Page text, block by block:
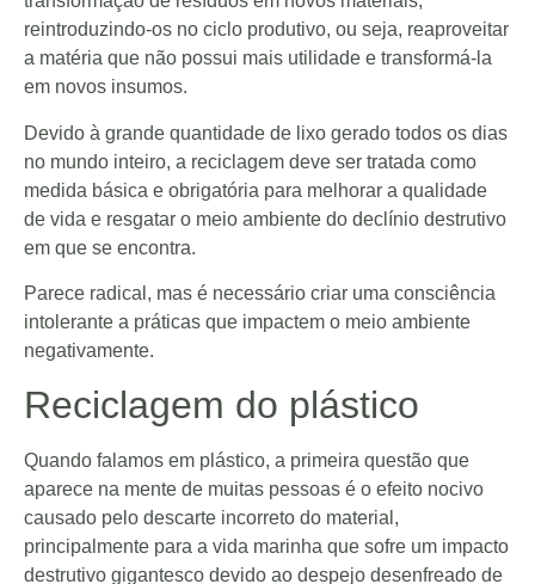
reintroduzindo-os no ciclo produtivo, ou seja, reaproveitar
a matéria que não possui mais utilidade e transformá-la
em novos insumos.
Devido à grande quantidade de lixo gerado todos os dias
no mundo inteiro, a reciclagem deve ser tratada como
medida básica e obrigatória para melhorar a qualidade
de vida e resgatar o meio ambiente do declínio destrutivo
em que se encontra.
Parece radical, mas é necessário criar uma consciência
intolerante a práticas que impactem o meio ambiente
negativamente.
Reciclagem do plástico
Quando falamos em plástico, a primeira questão que
aparece na mente de muitas pessoas é o efeito nocivo
causado pelo descarte incorreto do material,
principalmente para a vida marinha que sofre um impacto
destrutivo gigantesco devido ao despejo desenfreado de